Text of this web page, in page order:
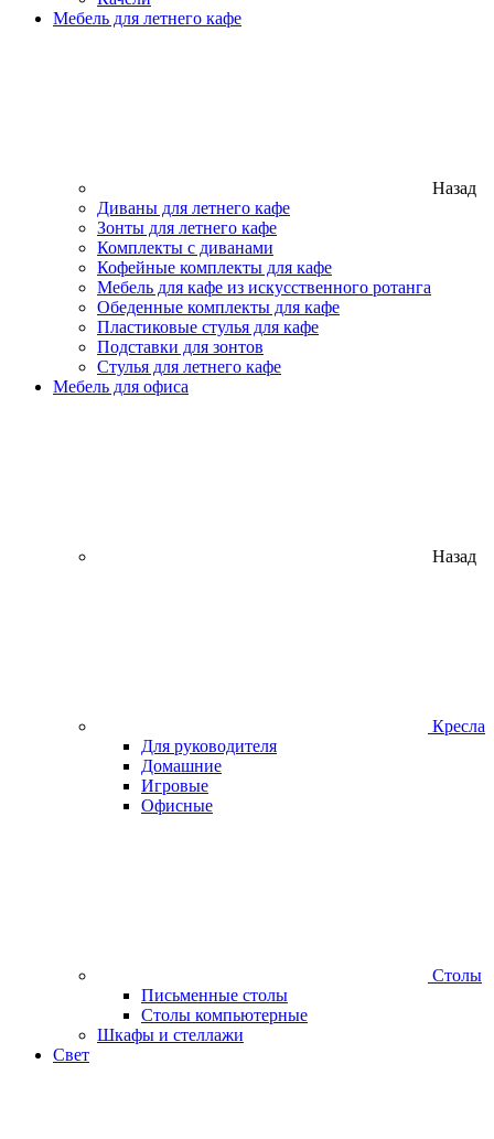
Мебель для летнего кафе
Назад
Диваны для летнего кафе
Зонты для летнего кафе
Комплекты с диванами
Кофейные комплекты для кафе
Мебель для кафе из искусственного ротанга
Обеденные комплекты для кафе
Пластиковые стулья для кафе
Подставки для зонтов
Стулья для летнего кафе
Мебель для офиса
Назад
Кресла
Для руководителя
Домашние
Игровые
Офисные
Столы
Письменные столы
Столы компьютерные
Шкафы и стеллажи
Свет